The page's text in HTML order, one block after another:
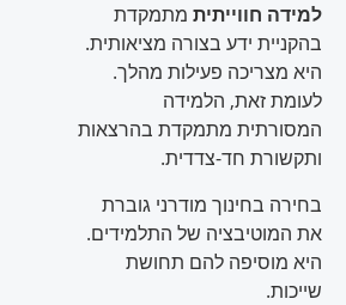
למידה חווייתיתמתמקדת
בהקניית ידע בצורה מציאותית.
היא מצריכה פעילות מהלך.
לעומת זאת, הלמידה
המסורתית מתמקדת בהרצאות
ותקשורת חד-צדדית.
בחירה בחינוך מודרני גוברת
את המוטיבציה של התלמידים.
היא מוסיפה להם תחושת
שייכות.